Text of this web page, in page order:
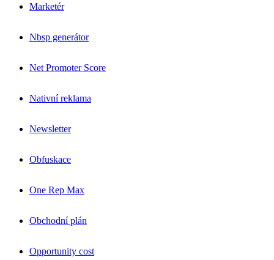
Marketér
Nbsp generátor
Net Promoter Score
Nativní reklama
Newsletter
Obfuskace
One Rep Max
Obchodní plán
Opportunity cost